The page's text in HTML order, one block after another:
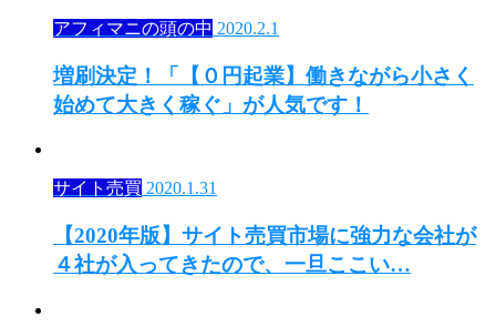
アフィマニの頭の中 2020.2.1
増刷決定！「【０円起業】働きながら小さく
始めて大きく稼ぐ」が人気です！
サイト売買 2020.1.31
【2020年版】サイト売買市場に強力な会社が
４社が入ってきたので、一旦ここい…